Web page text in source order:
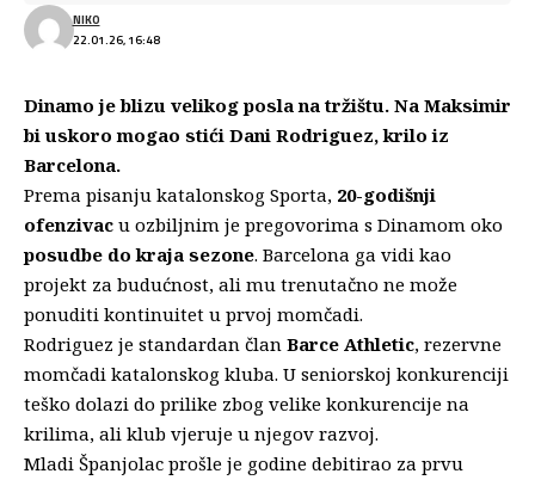
22.01.26, 16:48
NIKO
Dinamo je blizu velikog posla na tržištu. Na Maksimir
bi uskoro mogao stići Dani Rodriguez, krilo iz
Barcelona.
Prema pisanju katalonskog Sporta, 20-godišnji
ofenzivac u ozbiljnim je pregovorima s Dinamom oko
posudbe do kraja sezone. Barcelona ga vidi kao
projekt za budućnost, ali mu trenutačno ne može
ponuditi kontinuitet u prvoj momčadi.
Rodriguez je standardan član Barce Athletic, rezervne
momčadi katalonskog kluba. U seniorskoj konkurenciji
teško dolazi do prilike zbog velike konkurencije na
krilima, ali klub vjeruje u njegov razvoj.
Mladi Španjolac prošle je godine debitirao za prvu